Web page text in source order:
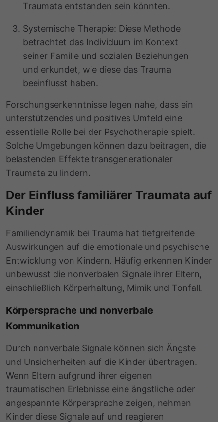
Traumata entstanden sein könnten.
Systemische Therapie: Diese Methode
betrachtet das Individuum im Kontext
seiner Familie und sozialen Beziehungen
und erkundet, wie diese das Trauma
beeinflusst haben.
Forschungserkenntnisse legen nahe, dass ein
unterstützendes und positives Umfeld eine
essentielle Rolle bei der Psychotherapie spielt.
Solche Umgebungen können dazu beitragen, die
belastenden Effekte transgenerationaler
Traumata zu lindern.
Der Einfluss familiärer Traumata auf
Kinder
Familiendynamik bei Trauma hat tiefgreifende
Auswirkungen auf die emotionale und psychische
Entwicklung von Kindern. Häufig erkennen Kinder
unbewusst die nonverbalen Signale ihrer Eltern,
einschließlich Körperhaltung, Mimik und Tonfall.
Körpersprache und nonverbale
Kommunikation
Durch nonverbale Signale können sich Ängste
und Unsicherheiten auf die Kinder übertragen.
Wenn Eltern aufgrund ihrer eigenen
traumatischen Erlebnisse eine ängstliche oder
angespannte Körpersprache zeigen, nehmen
Kinder diese Signale auf und reagieren